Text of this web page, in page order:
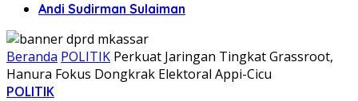
Andi Sudirman Sulaiman
Beranda POLITIK Perkuat Jaringan Tingkat Grassroot,
Hanura Fokus Dongkrak Elektoral Appi-Cicu
POLITIK